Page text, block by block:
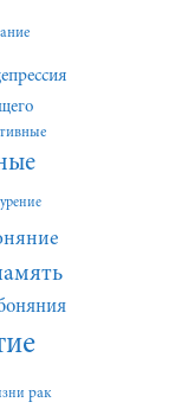
рак